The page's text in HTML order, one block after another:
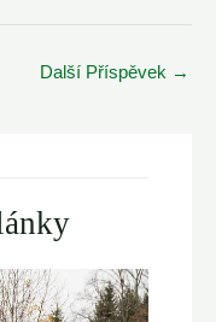
Další Příspěvek →